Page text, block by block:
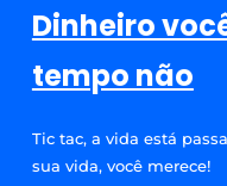
Dinheiro
tempo não
Tic tac, a vida está
sua vida, você merece!